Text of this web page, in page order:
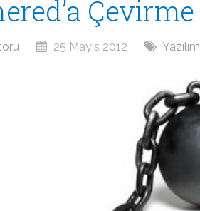
Çevirme
25 Mayıs 2012 Yazılım